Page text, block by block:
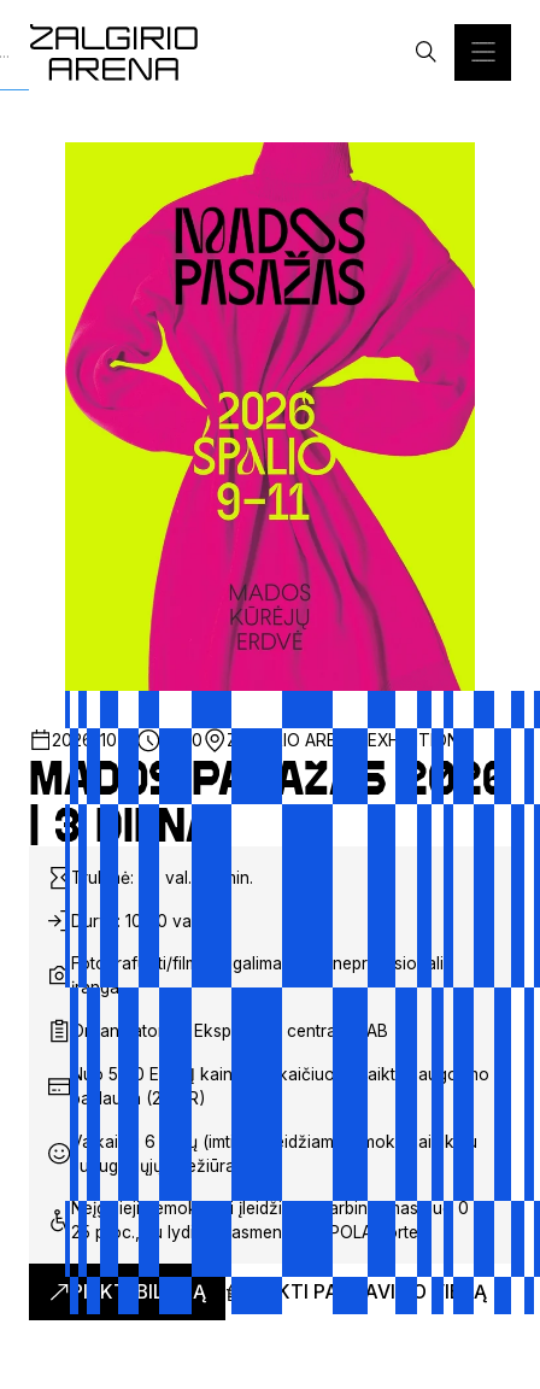
2026-10-11 10:00 ZALGIRIO ARENA EXHIBITION
MADOS PASAŽAS 2026
| 3 diena
Trukmė: ~6 val. 00 min.
Durys: 10:00 val.
Fotografuoti/filmuoti galima tik su neprofesionalia
įranga
Organizatorius: Ekspozicijų centras, UAB
Nuo 5,00 EUR; Į kainą neįskaičiuota: daiktų saugojimo
paslauga (2 EUR)
Vaikai iki 6 metų (imtinai) įleidžiami nemokamai tik su
suaugusiųjų priežiūra
Neįgalieji nemokamai įleidžiami (darbingumas nuo 0 iki
25 proc., su lydinčiu asmeniu) su POLA kortele
PIRKTI BILIETĄ PIRKTI PARKAVIMO VIETĄ